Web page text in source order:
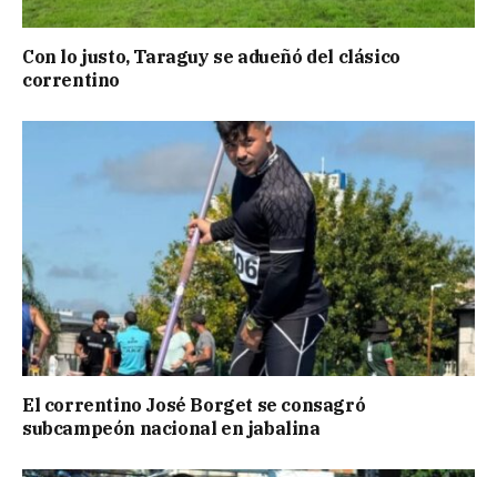
Con lo justo, Taraguy se adueñó del clásico
correntino
El correntino José Borget se consagró
subcampeón nacional en jabalina